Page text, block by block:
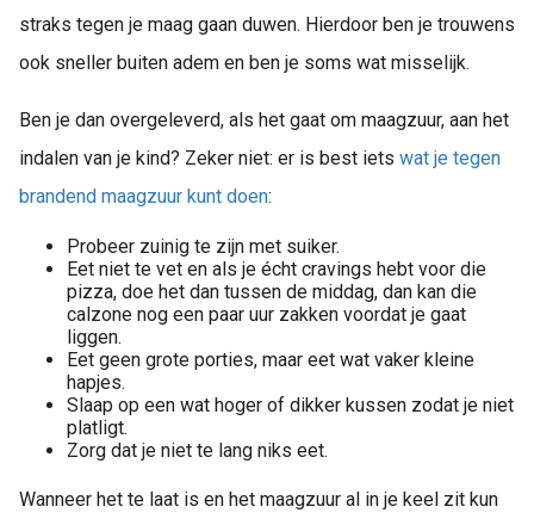
straks tegen je maag gaan duwen. Hierdoor ben je trouwens
ook sneller buiten adem en ben je soms wat misselijk.
Ben je dan overgeleverd, als het gaat om maagzuur, aan het
indalen van je kind? Zeker niet: er is best iets wat je tegen
brandend maagzuur kunt doen:
Probeer zuinig te zijn met suiker.
Eet niet te vet en als je écht cravings hebt voor die
pizza, doe het dan tussen de middag, dan kan die
calzone nog een paar uur zakken voordat je gaat
liggen.
Eet geen grote porties, maar eet wat vaker kleine
hapjes.
Slaap op een wat hoger of dikker kussen zodat je niet
platligt.
Zorg dat je niet te lang niks eet.
Wanneer het te laat is en het maagzuur al in je keel zit kun